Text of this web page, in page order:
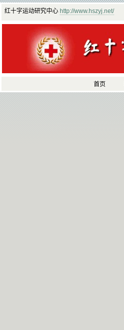
红十字运动研究中心 http://www.hszyj.net/
首页